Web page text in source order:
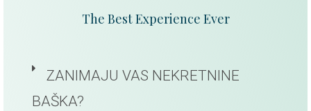
The Best Experience Ever
ZANIMAJU VAS NEKRETNINE
BAŠKA?